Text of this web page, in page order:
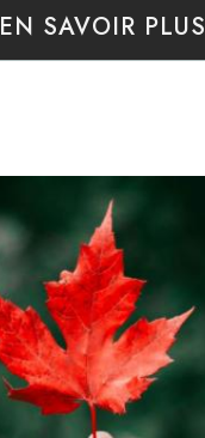
EN SAVOIR PLUS